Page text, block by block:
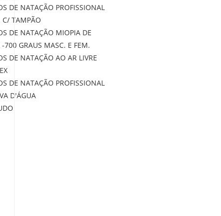
DE NATAÇÃO PROFISSIONAL
C/ TAMPÃO
DE NATAÇÃO MIOPIA DE
700 GRAUS MASC. E FEM.
DE NATAÇÃO AO AR LIVRE
DE NATAÇÃO PROFISSIONAL
D'ÁGUA